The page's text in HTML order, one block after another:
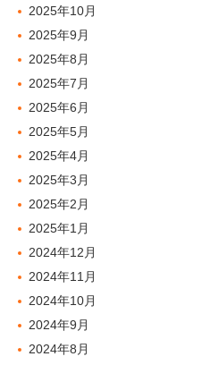
2025年10月
2025年9月
2025年8月
2025年7月
2025年6月
2025年5月
2025年4月
2025年3月
2025年2月
2025年1月
2024年12月
2024年11月
2024年10月
2024年9月
2024年8月